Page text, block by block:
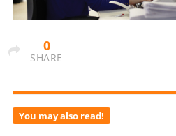
0
SHARE
You may also read!